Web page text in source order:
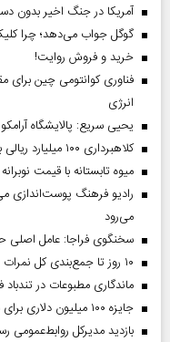
آمریکا در جنگ اخیر بدون
گوگل جواب می‌دهد؛ چرا
خرید و فروش روایت!
فناوری کوانتومی چین برای
انرژی
یحیی سریع: پالایشگاه
کلاهبرداری ۱۰۰ میلیارد ریالی با وعده فروش لوازم خانگی نصف قیمت!
میوه تابستانه با قیمت نوبرانه
می‌رود
سخنگوی فراجا: عامل اصلی
۱۰ روز تا جمع‌بندی کل نمرات امتحانات نهایی
ماندگاری مطبوعات در
جایزه ۱۰۰ میلیون دلاری برای سر ترامپ
بازدید مدیرکل روابط‌عمومی